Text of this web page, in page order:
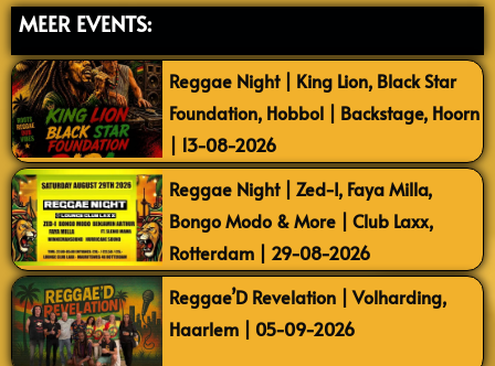
MEER EVENTS:
Reggae Night | King Lion, Black Star
Foundation, Hobbol | Backstage, Hoorn
| 13-08-2026
Reggae Night | Zed-I, Faya Milla,
Bongo Modo & More | Club Laxx,
Rotterdam | 29-08-2026
Reggae’D Revelation | Volharding,
Haarlem | 05-09-2026